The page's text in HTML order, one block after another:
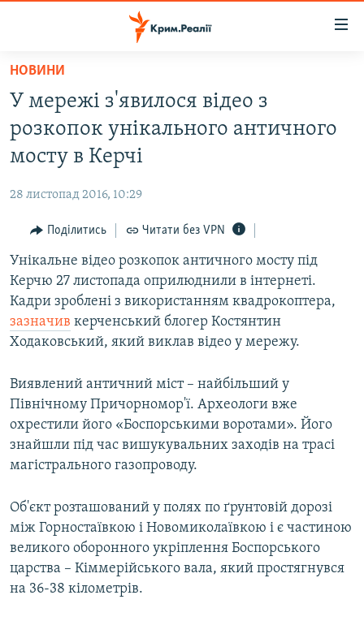
Перейти
основного
матеріалу
Перейти
до
основної
Перейти
пошуку
ВОДА.КРИМ
ВІДЕО ТА ФОТО
БЛОГИ
ПОГЛЯД
ІНТЕРВ'Ю
ВСЕ ЗА ДЕНЬ
СПЕЦПРОЕКТИ
ДЕПОРТАЦІЯ
ВІДЕОУРОКИ «ELIFBE»
СВІДЧЕННЯ ОКУПАЦІЇ
УКРАЇНСЬКА ПРОБЛЕМА КРИМУ
ІНФОГРАФІКА
ЯК ОБІЙТИ БЛОКУВАННЯ
Русский
Qırımtatar
ДОЛУЧАЙСЯ!
Усі сайти RFE/RL
НОВИНИ
У мережі з'явилося відео з
розкопок унікального античного
мосту в Керчі
28 листопад 2016, 10:29
Поділитись Читати без VPN
Унікальне відео розкопок античного мосту під
Керчю 27 листопада оприлюднили в інтернеті.
Кадри зроблені з використанням квадрокоптера,
зазначив керченський блогер Костянтин
Ходаковський, який виклав відео у мережу.
Виявлений античний міст – найбільший у
Північному Причорномор'ї. Археологи вже
охрестили його «Боспорськими воротами». Його
знайшли під час вишукувальних заходів на трасі
магістрального газопроводу.
Об'єкт розташований у полях по ґрунтовій дорозі
між Горностаївкою і Новомиколаївкою і є частиною
великого оборонного укріплення Боспорського
царства – Кіммерійського вала, який простягнувся
на 36-38 кілометрів.